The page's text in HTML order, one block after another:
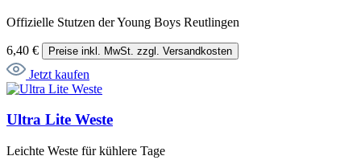
Offizielle Stutzen der Young Boys Reutlingen
6,40 € Preise inkl. MwSt. zzgl. Versandkosten
Jetzt kaufen
Ultra Lite Weste
Leichte Weste für kühlere Tage